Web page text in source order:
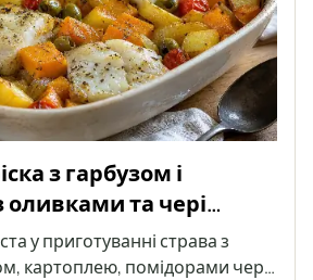
з гарбузом і
та чері
у приготуванні страва з
картоплею, помідорами чері